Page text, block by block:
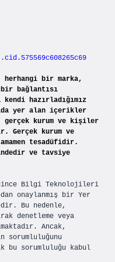
bir marka,
bağlantısı
hazırladığımız
yer alan içerikler
gerçek kurum ve kişiler
Gerçek kurum ve
tesadüfidir.
ve tavsiye
Bilgi Teknolojileri
onaylanmış bir Yer
Bu nedenle,
denetleme veya
Ancak,
bu sorumluluğu kabul